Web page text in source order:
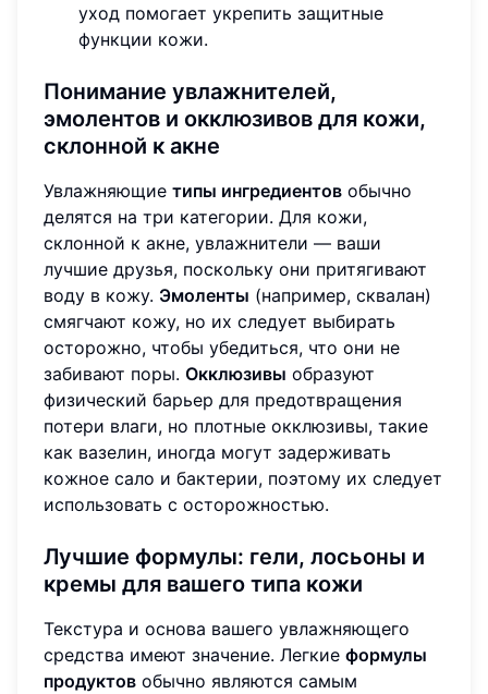
уход помогает укрепить защитные
функции кожи.
Понимание увлажнителей,
эмолентов и окклюзивов для кожи,
склонной к акне
Увлажняющие типы ингредиентов обычно
делятся на три категории. Для кожи,
склонной к акне, увлажнители — ваши
лучшие друзья, поскольку они притягивают
воду в кожу. Эмоленты (например, сквалан)
смягчают кожу, но их следует выбирать
осторожно, чтобы убедиться, что они не
забивают поры. Окклюзивы образуют
физический барьер для предотвращения
потери влаги, но плотные окклюзивы, такие
как вазелин, иногда могут задерживать
кожное сало и бактерии, поэтому их следует
использовать с осторожностью.
Лучшие формулы: гели, лосьоны и
кремы для вашего типа кожи
Текстура и основа вашего увлажняющего
средства имеют значение. Легкие формулы
продуктов обычно являются самым